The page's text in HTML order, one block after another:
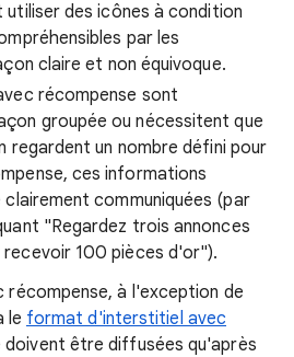
utiliser des icônes à condition
par les
claire et non équivoque.
récompense sont
groupée ou nécessitent que
regardent un nombre défini pour
ces informations
communiquées (par
"Regardez trois annonces
100 pièces d'or").
récompense, à l'exception de
le format d'interstitiel avec
doivent être diffusées qu'après